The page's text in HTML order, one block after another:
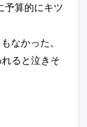
予算的にキツ
なかった。
ると泣きそ